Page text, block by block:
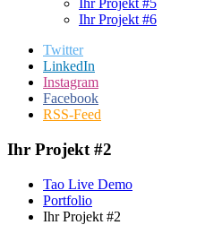
Ihr Projekt #5
Ihr Projekt #6
Twitter
LinkedIn
Instagram
Facebook
RSS-Feed
Ihr Projekt #2
Tao Live Demo
Portfolio
Ihr Projekt #2